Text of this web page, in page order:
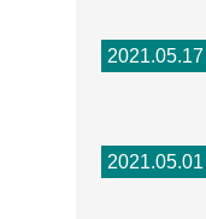
2021.05.17
2021.05.01